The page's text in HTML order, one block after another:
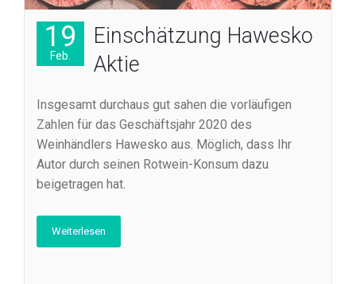
19
Feb.
Einschätzung Hawesko
Aktie
Insgesamt durchaus gut sahen die vorläufigen
Zahlen für das Geschäftsjahr 2020 des
Weinhändlers Hawesko aus. Möglich, dass Ihr
Autor durch seinen Rotwein-Konsum dazu
beigetragen hat.
Weiterlesen